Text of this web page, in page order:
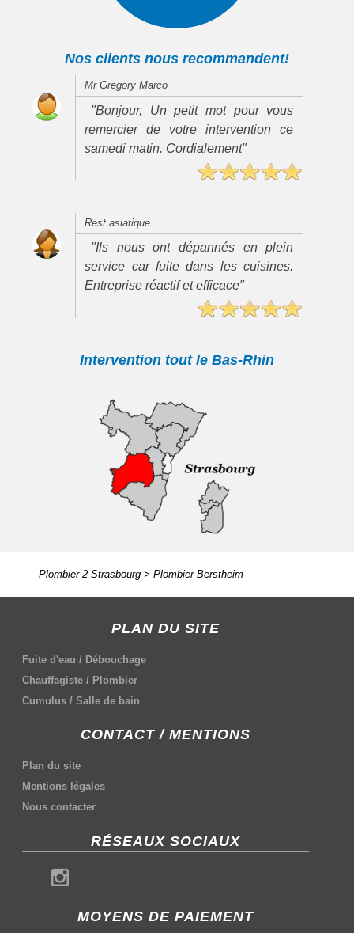
Nos clients nous recommandent!
Mr Gregory Marco
"Bonjour, Un petit mot pour vous
remercier de votre intervention ce
samedi matin. Cordialement"
Rest asiatique
"Ils nous ont dépannés en plein
service car fuite dans les cuisines.
Entreprise réactif et efficace"
Intervention tout le Bas-Rhin
Plombier 2 Strasbourg> Plombier Berstheim
PLAN DU SITE
Fuite d'eau / Débouchage
Chauffagiste / Plombier
Cumulus /Salle de bain
CONTACT / MENTIONS
Plan du site
Mentions légales
Nous contacter
RÉSEAUX SOCIAUX
MOYENS DE PAIEMENT